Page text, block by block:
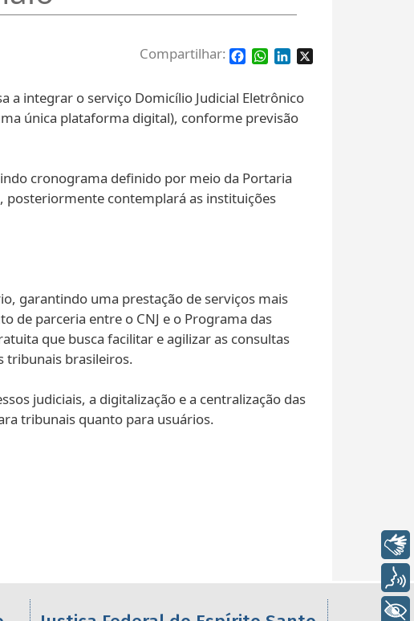
Facebook
WhatsApp
LinkedIn
a integrar o serviço Domicílio Judicial Eletrônico
única plataforma digital), conforme previsão
cronograma definido por meio da Portaria
posteriormente contemplará as instituições
garantindo uma prestação de serviços mais
de parceria entre o CNJ e o Programa das
que busca facilitar e agilizar as consultas
tribunais brasileiros.
judiciais, a digitalização e a centralização das
tribunais quanto para usuários.
+ Acessibilidade